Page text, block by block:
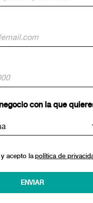
con la que
acepto la política de